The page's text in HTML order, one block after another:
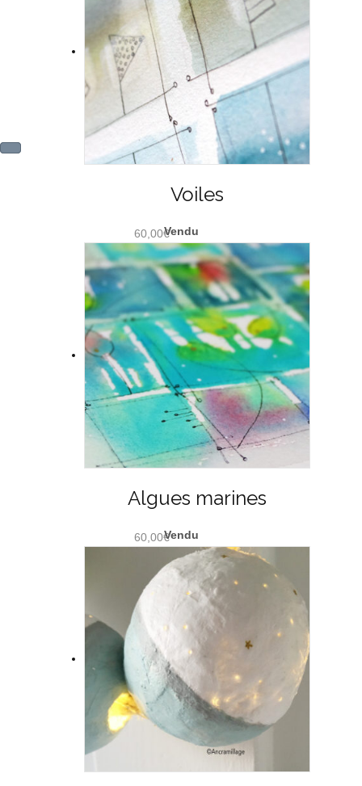
Voiles
60,00€
Algues marines
60,00€